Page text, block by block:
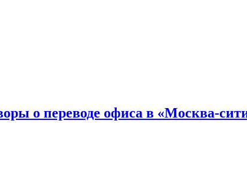
о переводе офиса в «Москва-